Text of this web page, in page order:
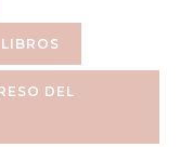
LIBROS
DEL